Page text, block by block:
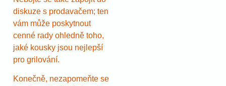
diskuze s prodavačem; ten
vám může poskytnout
cenné rady ohledně toho,
jaké kousky jsou nejlepší
pro grilování.
Konečně, nezapomeňte se